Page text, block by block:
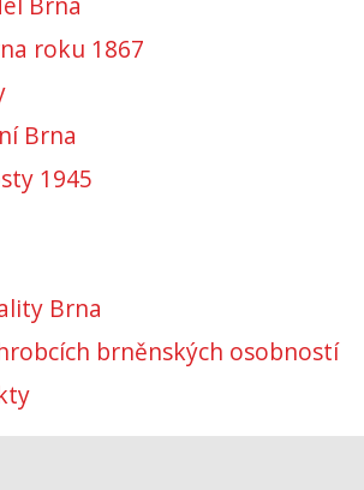
roku 1867
Brna
1945
Brna
brněnských osobností